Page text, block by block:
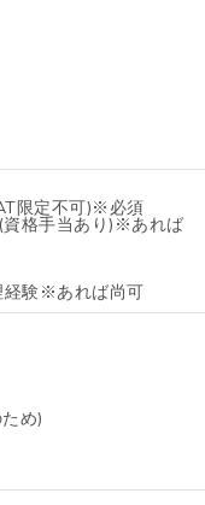
限定不可)※必須
資格手当あり)※あれば
経験※あれば尚可
め)